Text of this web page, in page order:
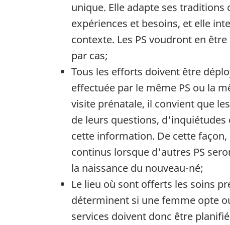
unique. Elle adapte ses
expériences et besoins, et elle
contexte. Les PS voudront en
par cas;
Tous les efforts doivent être
effectuée par le même PS ou la
visite prénatale, il convient que
de leurs questions,
cette information. De cette
continus lorsque d'autres PS
la naissance du nouveau-né;
Le lieu où sont offerts les soins
déterminent si une femme opte
services doivent donc être